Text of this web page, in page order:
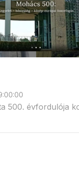
500. évfordulója